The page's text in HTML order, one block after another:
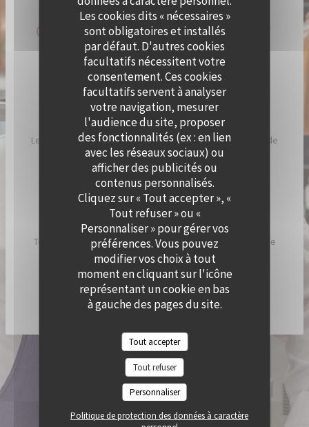
Les cookies dits « nécessaires »
sont obligatoires et installés
par défaut. D'autres cookies
facultatifs nécessitent votre
consentement. Ces cookies
facultatifs servent à analyser
votre navigation, mesurer
l'audience du site, proposer
des fonctionnalités (ex : en lien
avec les réseaux sociaux) ou
afficher des publicités ou
contenus personnalisés.
Cliquez sur « Tout accepter », «
Tout refuser » ou «
Personnaliser » pour gérer vos
préférences. Vous pouvez
modifier vos choix à tout
moment en cliquant sur l'icône
représentant un cookie en bas
à gauche des pages du site.
Tout accepter
Tout refuser
Personnaliser
Politique de protection des données à caractère
QUAI OUEST DEVIENT CRAMAT'
LE TEMPS D'UN ÉTÉ !
LE CHEF ALEXY ALGAR-DENOS S’INSTALLE À QUAI
OUEST LE TEMPS D’UN ÉTÉ !
Le Chef a imaginé Cramat’, comme un restaurant de bord de
plage, inspiré par ses racines catalanes et son humeur
ensoleillée.
Chez Cramat’, la cuisine sent bon l’été et est pleine de
saveurs et de gourmandises.
Tous les jours, nous allumons nos braséros pour vous faire
découvrir les spécialités du chef !
DÉCOUVRIR / RÉSERVER CRAMAT'
© 2026 QUAI OUEST — CRÉATION DE SITE INTERNET RESTAURANT AVEC
ZENCHEF((OUVRE UNE NOUVELLE FENÊTRE))
MENTIONS LÉGALES
((OUVRE UNE NOUVELLE FENÊTRE))
CGU
((OUVRE UNE NOUVELLE
POLITIQUE DE PROTECTION DES DONNÉES À CARACTÈRE PERSONNEL
((OUVRE UNE NOUVELLE FENÊTRE))
POLITIQUE DE COOKIES
ACCESSIBILITE